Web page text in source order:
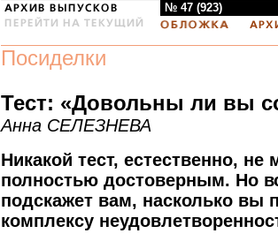
№ 47 (923)
Посиделки
Тест: «Довольны ли вы
Анна СЕЛЕЗНЕВА
Никакой тест, естественно, не
полностью достоверным. Но
подскажет вам, насколько вы
комплексу